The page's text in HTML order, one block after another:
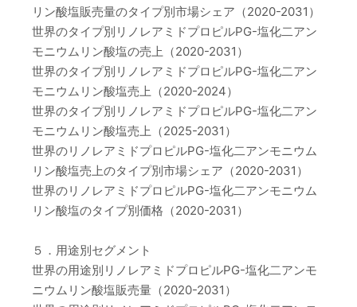
リン酸塩販売量のタイプ別市場シェア（2020-2031）
世界のタイプ別リノレアミドプロピルPG-塩化二アン
モニウムリン酸塩の売上（2020-2031）
世界のタイプ別リノレアミドプロピルPG-塩化二アン
モニウムリン酸塩売上（2020-2024）
世界のタイプ別リノレアミドプロピルPG-塩化二アン
モニウムリン酸塩売上（2025-2031）
世界のリノレアミドプロピルPG-塩化二アンモニウム
リン酸塩売上のタイプ別市場シェア（2020-2031）
世界のリノレアミドプロピルPG-塩化二アンモニウム
リン酸塩のタイプ別価格（2020-2031）
５．用途別セグメント
世界の用途別リノレアミドプロピルPG-塩化二アンモ
ニウムリン酸塩販売量（2020-2031）